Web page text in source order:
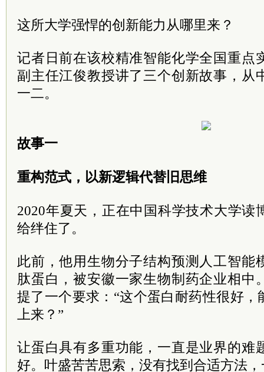
这所大学强悍的创新能力从哪里来？
记者日前在该校精准智能化学全国重点
副主任江俊教授讲了三个创新故事，从
一二。
故事一
重构范式，以新逻辑代替旧思维
2020年夏天，正在中国科学技术大学读
给绊住了。
此前，他用生物分子结构预测人工智能
肽蛋白，被安徽一家生物制药企业相中
提了一个要求：“这个蛋白耐药性很好
上来？”
让蛋白具有多重功能，一直是业界的难
好。叶盛苦苦思索，没有找到合适方法